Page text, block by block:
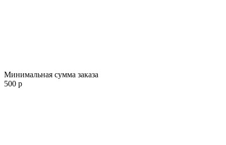
Минимальная сумма заказа
500 р